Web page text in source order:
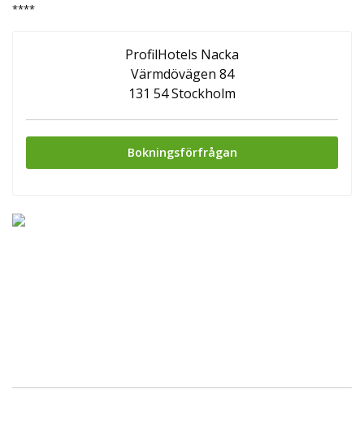
****
ProfilHotels Nacka
Värmdövägen 84
131 54 Stockholm
Bokningsförfrågan